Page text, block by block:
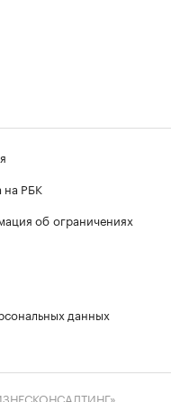
на РБК
об ограничениях
данных